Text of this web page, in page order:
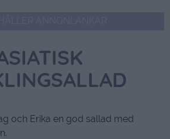
och Erika en god sallad med